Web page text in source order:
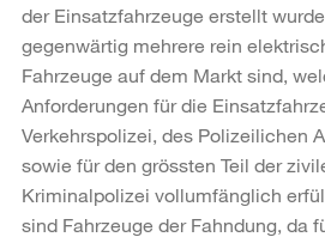
der Einsatzfahrzeuge erstellt
gegenwärtig mehrere rein
Fahrzeuge auf dem Markt sind,
Anforderungen für die
Verkehrspolizei, des Polizeilichen
sowie für den grössten Teil der
Kriminalpolizei vollumfänglich
sind Fahrzeuge der Fahndung, da